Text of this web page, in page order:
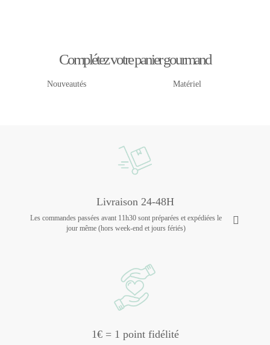
Complétez votre panier gourmand
Nouveautés Matériel
Livraison 24-48H
Les commandes passées avant 11h30 sont préparées et expédiées le
jour même (hors week-end et jours fériés)
1€ = 1 point fidélité